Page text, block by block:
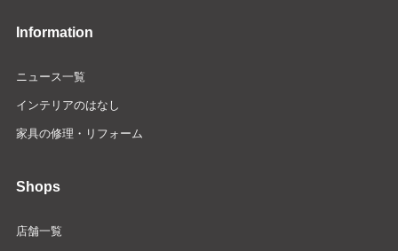
Information
ニュース一覧
インテリアのはなし
家具の修理・リフォーム
Shops
店舗一覧